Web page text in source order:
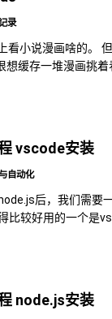
录
看小说漫画啥的。
想缓存一堆漫画挑
京东一搜，好几千大
现可以搞一个黑群晖
机器，所以我也不知
vscode安装
自动化
后，我们需要
比较好用的一个是
我比较推荐使用
就是他的终端不能解
高下立判。 百度搜
node.js安装